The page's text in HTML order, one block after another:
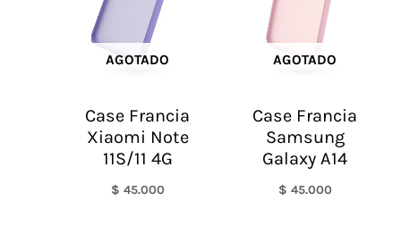
AGOTADO
Case Francia
Xiaomi Note
11S/11 4G
$ 45.000
AGOTADO
Case Francia
Samsung
Galaxy A14
$ 45.000